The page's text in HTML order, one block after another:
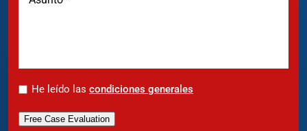
* He leído las condiciones generales
Free Case Evaluation